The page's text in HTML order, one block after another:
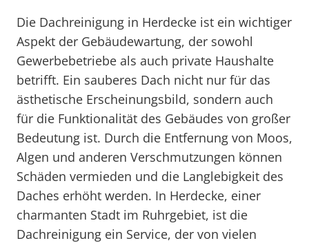
Die Dachreinigung in Herdecke ist ein wichtiger
Aspekt der Gebäudewartung, der sowohl
Gewerbebetriebe als auch private Haushalte
betrifft. Ein sauberes Dach nicht nur für das
ästhetische Erscheinungsbild, sondern auch
für die Funktionalität des Gebäudes von großer
Bedeutung ist. Durch die Entfernung von Moos,
Algen und anderen Verschmutzungen können
Schäden vermieden und die Langlebigkeit des
Daches erhöht werden. In Herdecke, einer
charmanten Stadt im Ruhrgebiet, ist die
Dachreinigung ein Service, der von vielen